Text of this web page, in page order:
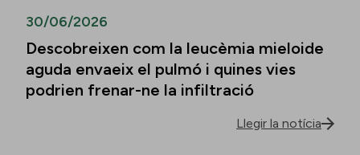
30/06/2026
Descobreixen com la leucèmia mieloide
aguda envaeix el pulmó i quines vies
podrien frenar-ne la infiltració
Llegir la notícia